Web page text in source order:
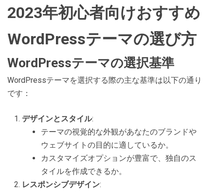
2023年初心者向けおすすめ
WordPressテーマの選び方
WordPressテーマの選択基準
WordPressテーマを選択する際の主な基準は以下の通り
です：
デザインとスタイル:
テーマの視覚的な外観があなたのブランドや
ウェブサイトの目的に適しているか。
カスタマイズオプションが豊富で、独自のス
タイルを作成できるか。
レスポンシブデザイン: